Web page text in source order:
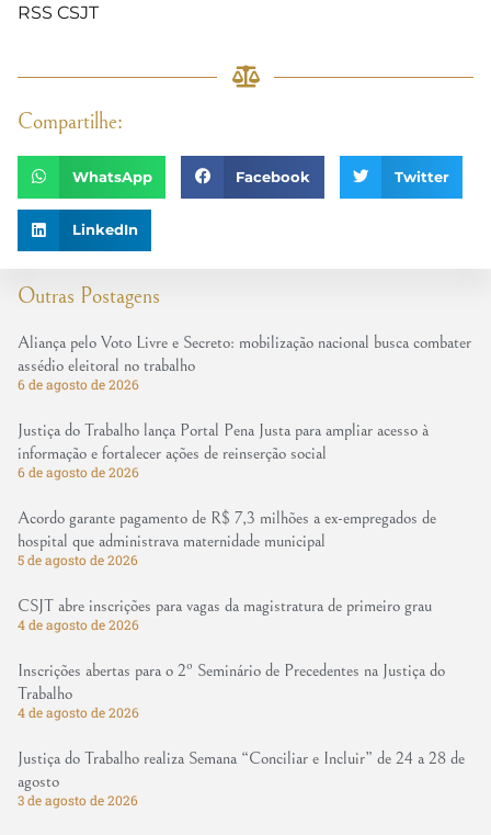
Outras Postagens
Aliança pelo Voto Livre e Secreto: mobilização nacional busca combater
assédio eleitoral no trabalho
6 de agosto de 2026
Justiça do Trabalho lança Portal Pena Justa para ampliar acesso à
informação e fortalecer ações de reinserção social
6 de agosto de 2026
Acordo garante pagamento de R$ 7,3 milhões a ex-empregados de
hospital que administrava maternidade municipal
5 de agosto de 2026
CSJT abre inscrições para vagas da magistratura de primeiro grau
4 de agosto de 2026
Inscrições abertas para o 2º Seminário de Precedentes na Justiça do
Trabalho
4 de agosto de 2026
Justiça do Trabalho realiza Semana “Conciliar e Incluir” de 24 a 28 de
agosto
3 de agosto de 2026
RSS CSJT
Compartilhe:
WhatsApp Facebook Twitter
LinkedIn